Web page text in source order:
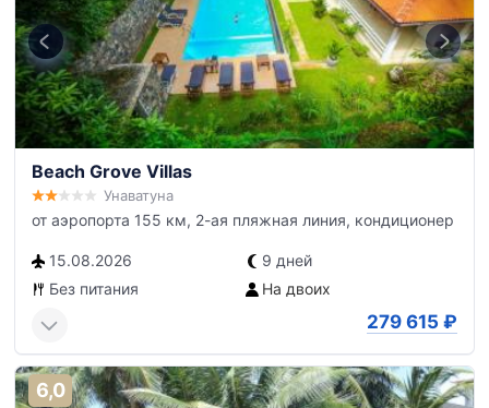
Beach Grove Villas
Унаватуна
от аэропорта 155 км, 2-ая пляжная линия, кондиционер
15.08.2026
9 дней
Без питания
На двоих
279 615 ₽
6,0